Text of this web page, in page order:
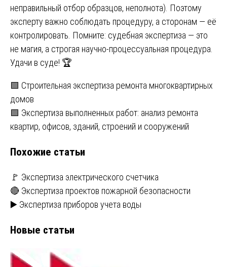
неправильный отбор образцов, неполнота). Поэтому
эксперту важно соблюдать процедуру, а сторонам — её
контролировать. Помните: судебная экспертиза — это
не магия, а строгая научно-процессуальная процедура.
Удачи в суде! 🏆
Навигация
по
записям
🟩 Строительная экспертиза ремонта многоквартирных
домов
🟩 Экспертиза выполненных работ: анализ ремонта
квартир, офисов, зданий, строений и сооружений
Похожие статьи
🚩 Экспертиза электрического счетчика
🔴 Экспертиза проектов пожарной безопасности
▶️ Экспертиза приборов учета воды
Новые статьи